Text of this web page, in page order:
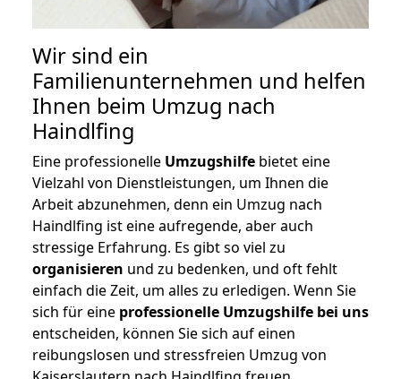
Wir sind ein
Familienunternehmen und helfen
Ihnen beim Umzug nach
Haindlfing
Eine professionelle Umzugshilfe bietet eine
Vielzahl von Dienstleistungen, um Ihnen die
Arbeit abzunehmen, denn ein Umzug nach
Haindlfing ist eine aufregende, aber auch
stressige Erfahrung. Es gibt so viel zu
organisieren und zu bedenken, und oft fehlt
einfach die Zeit, um alles zu erledigen. Wenn Sie
sich für eine professionelle Umzugshilfe bei uns
entscheiden, können Sie sich auf einen
reibungslosen und stressfreien Umzug von